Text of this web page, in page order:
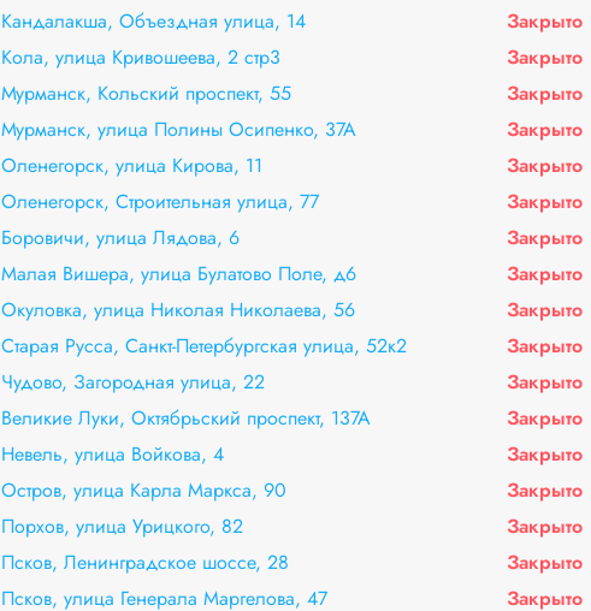
Кандалакша, Объездная улица, 14 Закрыто
Кола, улица Кривошеева, 2 стр3 Закрыто
Мурманск, Кольский проспект, 55 Закрыто
Мурманск, улица Полины Осипенко, 37А Закрыто
Оленегорск, улица Кирова, 11 Закрыто
Оленегорск, Строительная улица, 77 Закрыто
Боровичи, улица Лядова, 6 Закрыто
Малая Вишера, улица Булатово Поле, д6 Закрыто
Окуловка, улица Николая Николаева, 56 Закрыто
Старая Русса, Санкт-Петербургская улица, 52к2 Закрыто
Чудово, Загородная улица, 22 Закрыто
Великие Луки, Октябрьский проспект, 137А Закрыто
Невель, улица Войкова, 4 Закрыто
Остров, улица Карла Маркса, 90 Закрыто
Порхов, улица Урицкого, 82 Закрыто
Псков, Ленинградское шоссе, 28 Закрыто
Псков, улица Генерала Маргелова, 47 Закрыто